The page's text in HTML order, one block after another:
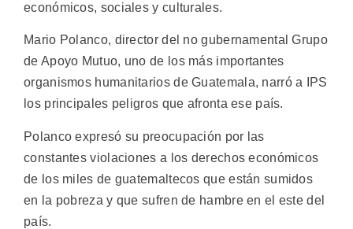
económicos, sociales y culturales.
Mario Polanco, director del no gubernamental Grupo
de Apoyo Mutuo, uno de los más importantes
organismos humanitarios de Guatemala, narró a IPS
los principales peligros que afronta ese país.
Polanco expresó su preocupación por las
constantes violaciones a los derechos económicos
de los miles de guatemaltecos que están sumidos
en la pobreza y que sufren de hambre en el este del
país.